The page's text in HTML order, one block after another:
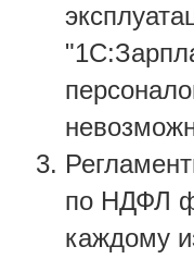
по НДФЛ
каждому